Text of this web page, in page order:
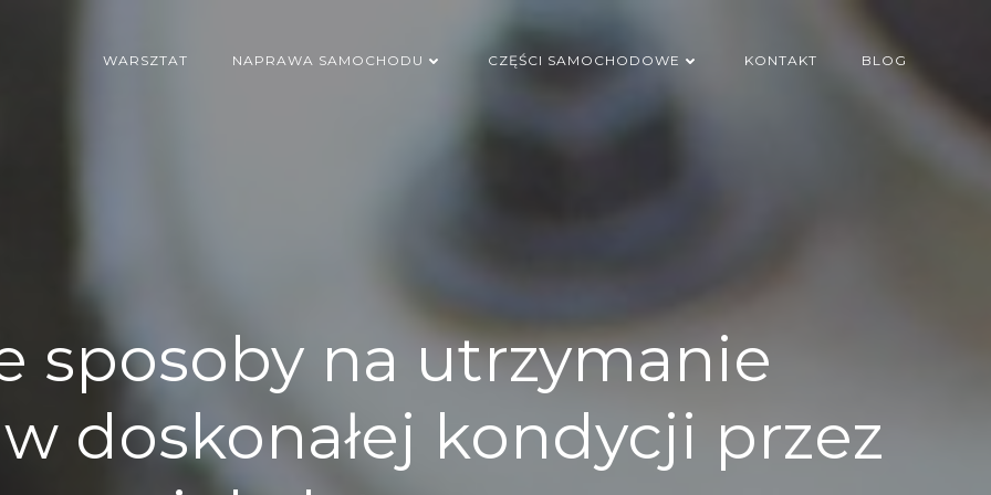
WARSZTAT NAPRAWA SAMOCHODU CZĘŚCI SAMOCHODOWE KONTAKT BLOG
sposoby na utrzymanie
doskonałej kondycji przez